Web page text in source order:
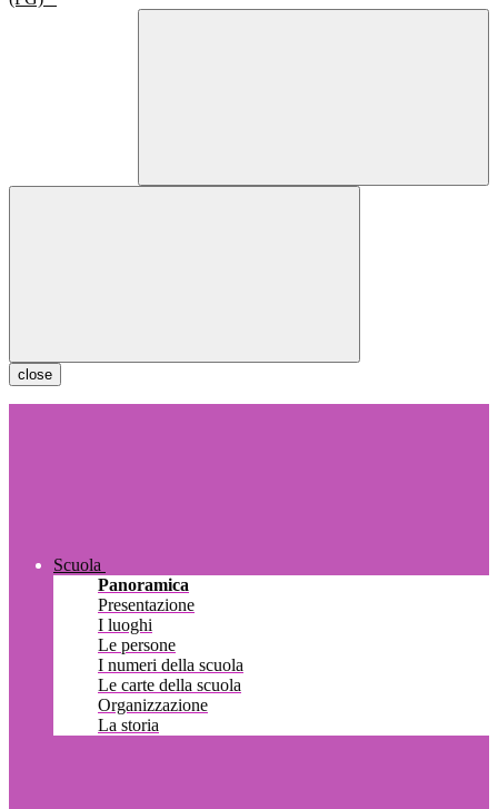
close
Scuola
Panoramica
Presentazione
I luoghi
Le persone
I numeri della scuola
Le carte della scuola
Organizzazione
La storia